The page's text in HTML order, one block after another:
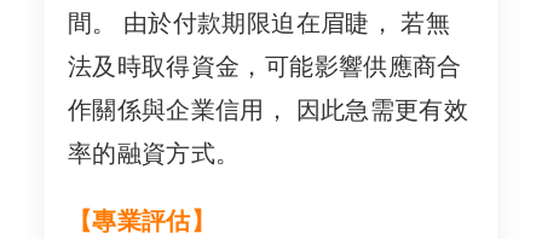
間。 由於付款期限迫在眉睫， 若無
法及時取得資金，可能影響供應商合
作關係與企業信用， 因此急需更有效
率的融資方式。
【專業評估】